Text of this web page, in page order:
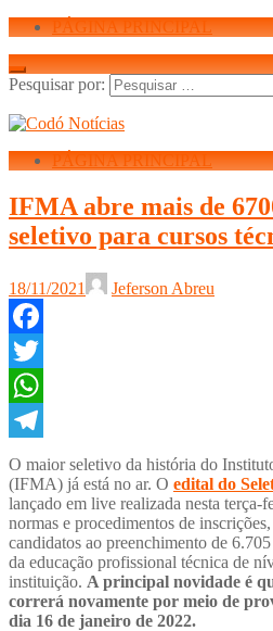
PÁGINA PRINCIPAL
Pesquisar por:
PÁGINA PRINCIPAL
IFMA abre mais de
seletivo para cursos
18/11/2021 Jeferson Abreu
Facebook
Twitter
WhatsApp
Telegram
O maior seletivo da história do
(IFMA) já está no ar. O edital do
lançado em live realizada nesta terça-
normas e procedimentos de
candidatos ao preenchimento de
da educação profissional técnica de
instituição. A principal novidade é
correrá novamente por meio de
dia 16 de janeiro de 2022.